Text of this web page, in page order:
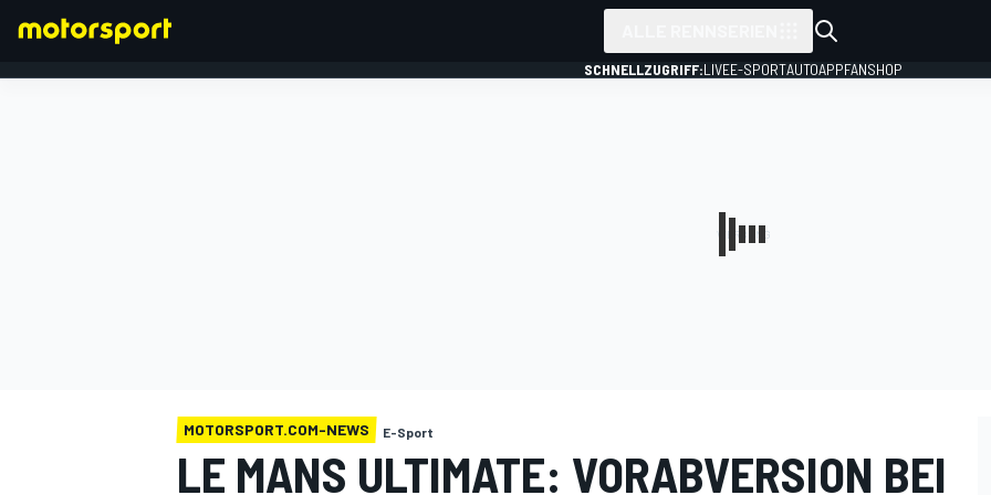
SCHNELLZUGRIFF:LIVEE-SPORTAUTOAPPFANSHOP
MOTORSPORT.COM-NEWS E-Sport
LE MANS ULTIMATE: VORABVERSION BEI